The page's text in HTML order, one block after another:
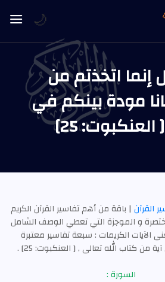
إنما اتخذتم من
مودة بينكم في
العنكبوت: 25]
القرآن | باقة من أهم تفاسير القرآن الكريم
و الموجزة التي تعطي الوصف الشامل
الآيات الكريمات : سبعة تفاسير معتبرة
من كتاب الله تعالى , [ العنكبوت: 25] .
السورة :
🌙